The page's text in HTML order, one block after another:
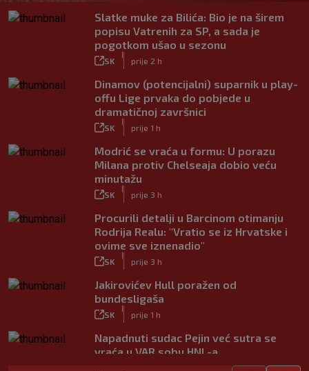
Slatke muke za Bilića: Bio je na širem
popisu Vatrenih za SP, a sada je
pogotkom ušao u sezonu
SK prije 2 h
Dinamov (potencijalni) suparnik u play-
offu Lige prvaka do pobjede u
dramatičnoj završnici
SK prije 1 h
Modrić se vraća u formu: U porazu
Milana protiv Chelseaja dobio veću
minutažu
SK prije 3 h
Procurili detalji u Barcinom otimanju
Rodrija Realu: "Vratio se iz Hrvatske i
ovime sve iznenadio"
SK prije 3 h
Jakirovićev Hull poražen od
bundesligaša
SK prije 1 h
Napadnuti sudac Pejin već sutra se
vraća u VAR sobu HNL-a